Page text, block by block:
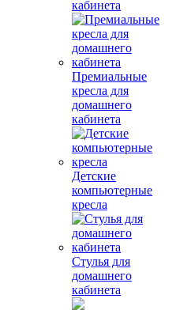
кабинета
Премиальные
кресла для
домашнего
кабинета
Детские
компьютерные
кресла
Стулья для
домашнего
кабинета